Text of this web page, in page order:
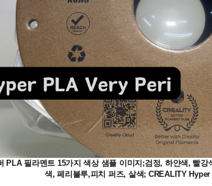
PLA 필라멘트 15가지 색상 샘플 이미지;검정, 하얀색, 빨
색, 페리블루,피치 퍼즈, 살색; CREALITY